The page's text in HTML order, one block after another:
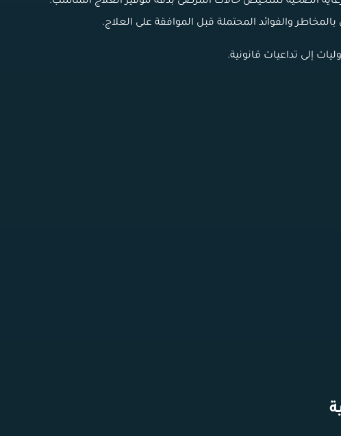
والفوائد المحتملة قبل الموافقة على العلاج.
إلى تداعيات قانونية.